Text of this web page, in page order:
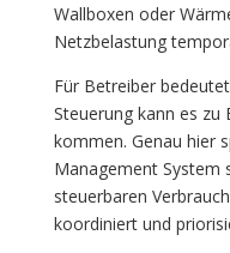
Wallboxen oder
Netzbelastung
Für Betreiber
Steuerung kann es zu
kommen. Genau hier
Management System
steuerbaren
koordiniert und